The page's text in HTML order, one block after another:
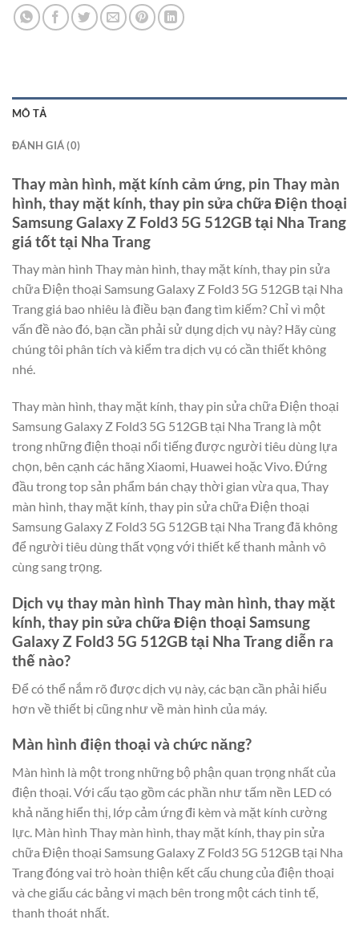
MÔ TẢ
ĐÁNH GIÁ (0)
Thay màn hình, mặt kính cảm ứng, pin Thay màn
hình, thay mặt kính, thay pin sửa chữa Điện thoại
Samsung Galaxy Z Fold3 5G 512GB tại Nha Trang
giá tốt tại Nha Trang
Thay màn hình Thay màn hình, thay mặt kính, thay pin sửa
chữa Điện thoại Samsung Galaxy Z Fold3 5G 512GB tại Nha
Trang giá bao nhiêu là điều bạn đang tìm kiếm? Chỉ vì một
vấn đề nào đó, bạn cần phải sử dụng dịch vụ này? Hãy cùng
chúng tôi phân tích và kiểm tra dịch vụ có cần thiết không
nhé.
Thay màn hình, thay mặt kính, thay pin sửa chữa Điện thoại
Samsung Galaxy Z Fold3 5G 512GB tại Nha Trang là một
trong những điện thoại nổi tiếng được người tiêu dùng lựa
chọn, bên cạnh các hãng Xiaomi, Huawei hoặc Vivo. Đứng
đầu trong top sản phẩm bán chạy thời gian vừa qua, Thay
màn hình, thay mặt kính, thay pin sửa chữa Điện thoại
Samsung Galaxy Z Fold3 5G 512GB tại Nha Trang đã không
để người tiêu dùng thất vọng với thiết kế thanh mảnh vô
cùng sang trọng.
Dịch vụ thay màn hình Thay màn hình, thay mặt
kính, thay pin sửa chữa Điện thoại Samsung
Galaxy Z Fold3 5G 512GB tại Nha Trang diễn ra
thế nào?
Để có thể nắm rõ được dịch vụ này, các bạn cần phải hiểu
hơn về thiết bị cũng như về màn hình của máy.
Màn hình điện thoại và chức năng?
Màn hình là một trong những bộ phận quan trọng nhất của
điện thoại. Với cấu tạo gồm các phần như tấm nền LED có
khả năng hiển thị, lớp cảm ứng đi kèm và mặt kính cường
lực. Màn hình Thay màn hình, thay mặt kính, thay pin sửa
chữa Điện thoại Samsung Galaxy Z Fold3 5G 512GB tại Nha
Trang đóng vai trò hoàn thiện kết cấu chung của điện thoại
và che giấu các bảng vi mạch bên trong một cách tinh tế,
thanh thoát nhất.